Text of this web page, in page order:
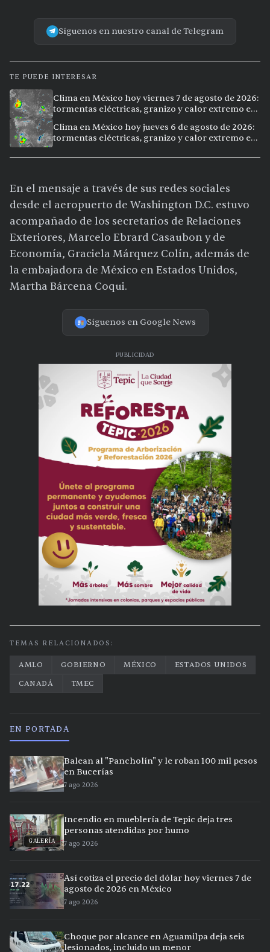
Síguenos en nuestro canal de Telegram
TE PUEDE INTERESAR
Clima en México hoy viernes 7 de agosto de 2026:
tormentas eléctricas, granizo y calor extremo en
Clima en México hoy jueves 6 de agosto de 2026:
tormentas eléctricas, granizo y calor extremo en
En el mensaje a través de sus redes sociales
desde el aeropuerto de Washington D.C. estuvo
acompañado de los secretarios de Relaciones
Exteriores, Marcelo Ebrard Casaubon y de
Economía, Graciela Márquez Colín, además de
la embajadora de México en Estados Unidos,
Martha Bárcena Coqui.
Síguenos en Google News
PUBLICIDAD
TEMAS RELACIONADOS:
AMLO GOBIERNO MÉXICO
ESTADOS UNIDOS
CANADÁ
TMEC
EN PORTADA
Balean al "Pancholín" y le roban 100 mil pesos
en Bucerías
7 ago 2026
GALERÍA
Incendio en mueblería de Tepic deja tres
personas atendidas por humo
7 ago 2026
Así cotiza el precio del dólar hoy viernes 7 de
agosto de 2026 en México
7 ago 2026
Choque por alcance en Aguamilpa deja seis
lesionados, incluido un menor